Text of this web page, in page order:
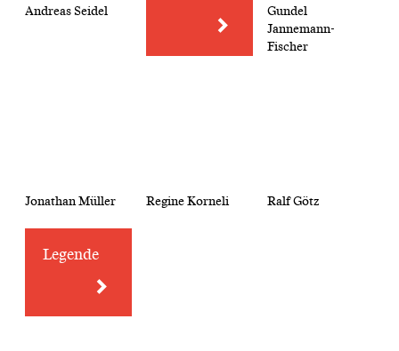
Andreas Seidel
Gundel
Jannemann-
Fischer
Jonathan Müller Regine Korneli Ralf Götz
Legende